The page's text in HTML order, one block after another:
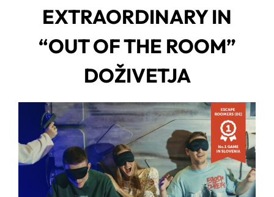
EXTRAORDINARY IN
“OUT OF THE ROOM”
DOŽIVETJA